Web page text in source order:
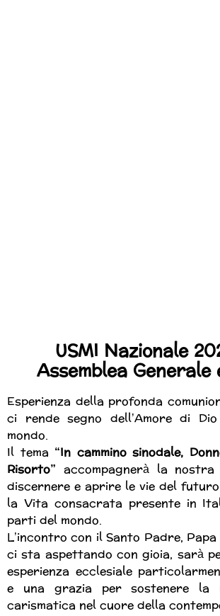
USMI Nazionale
Assemblea
Esperienza della profonda
ci rende segno dell’Amore di
mondo.
Il tema “In cammino sinodale,
Risorto” accompagnerà la
discernere e aprire le vie del futuro
la Vita consacrata presente in
parti del mondo.
L’incontro con il Santo Padre,
ci sta aspettando con gioia, sarà
esperienza ecclesiale
e una grazia per sostenere la
carismatica nel cuore della